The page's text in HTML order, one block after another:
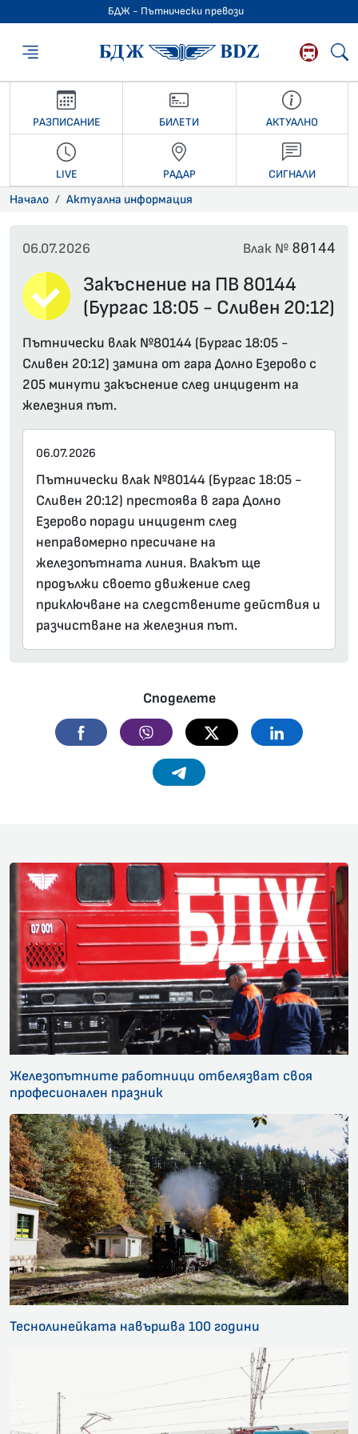
БДЖ - Пътнически превози
БДЖ -
РАЗПИСАНИЕ БИЛЕТИ АКТУАЛНО
LIVE РАДАР СИГНАЛИ
Начало Актуална информация
06.07.2026 Влак № 80144
Закъснение на ПВ 80144
(Бургас 18:05 - Сливен 20:12)
Пътнически влак №80144 (Бургас 18:05 -
Сливен 20:12) замина от гара Долно Езерово с
205 минути закъснение след инцидент на
железния път.
06.07.2026
Пътнически влак №80144 (Бургас 18:05 -
Сливен 20:12) престоява в гара Долно
Езерово поради инцидент след
неправомерно пресичане на
железопътната линия. Влакът ще
продължи своето движение след
приключване на следствените действия и
разчистване на железния път.
Споделете
Facebook Viber Twitter Linkedin
Telegram
Железопътните работници отбелязват своя
професионален празник
Теснолинейката навършва 100 години